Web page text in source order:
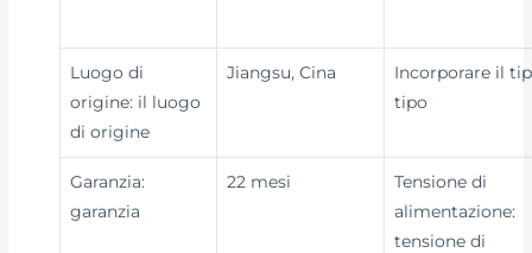
Luogo di
origine: il luogo
di origine
Jiangsu, Cina
Incorporare il
tipo
Garanzia:
garanzia
22 mesi
Tensione di
alimentazione:
tensione di